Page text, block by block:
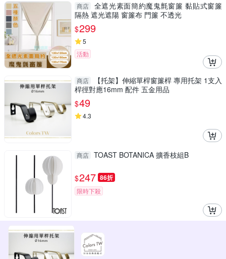
商店
全遮光素面簡約魔鬼氈窗簾 黏貼式窗簾
隔熱 遮光遮陽 窗簾布 門簾 不透光
$299
5
活動
商店
【托架】伸縮單桿窗簾桿 專用托架 1支入
桿徑對應16mm 配件 五金用品
$49
4.3
商店 TOAST BOTANICA 擴香枝組B
$247 86折
限時下殺